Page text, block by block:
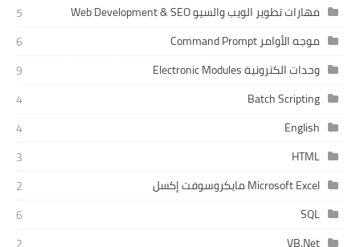
مهارات تطوير الويب والسيو Web Development & SEO
5
موجه الأوامر Command Prompt
6
وحدات الكترونية Electronic Modules
9
Batch Scripting
4
English
4
HTML
3
Microsoft Excel مايكروسوفت إكسل
2
SQL
6
VB.Net